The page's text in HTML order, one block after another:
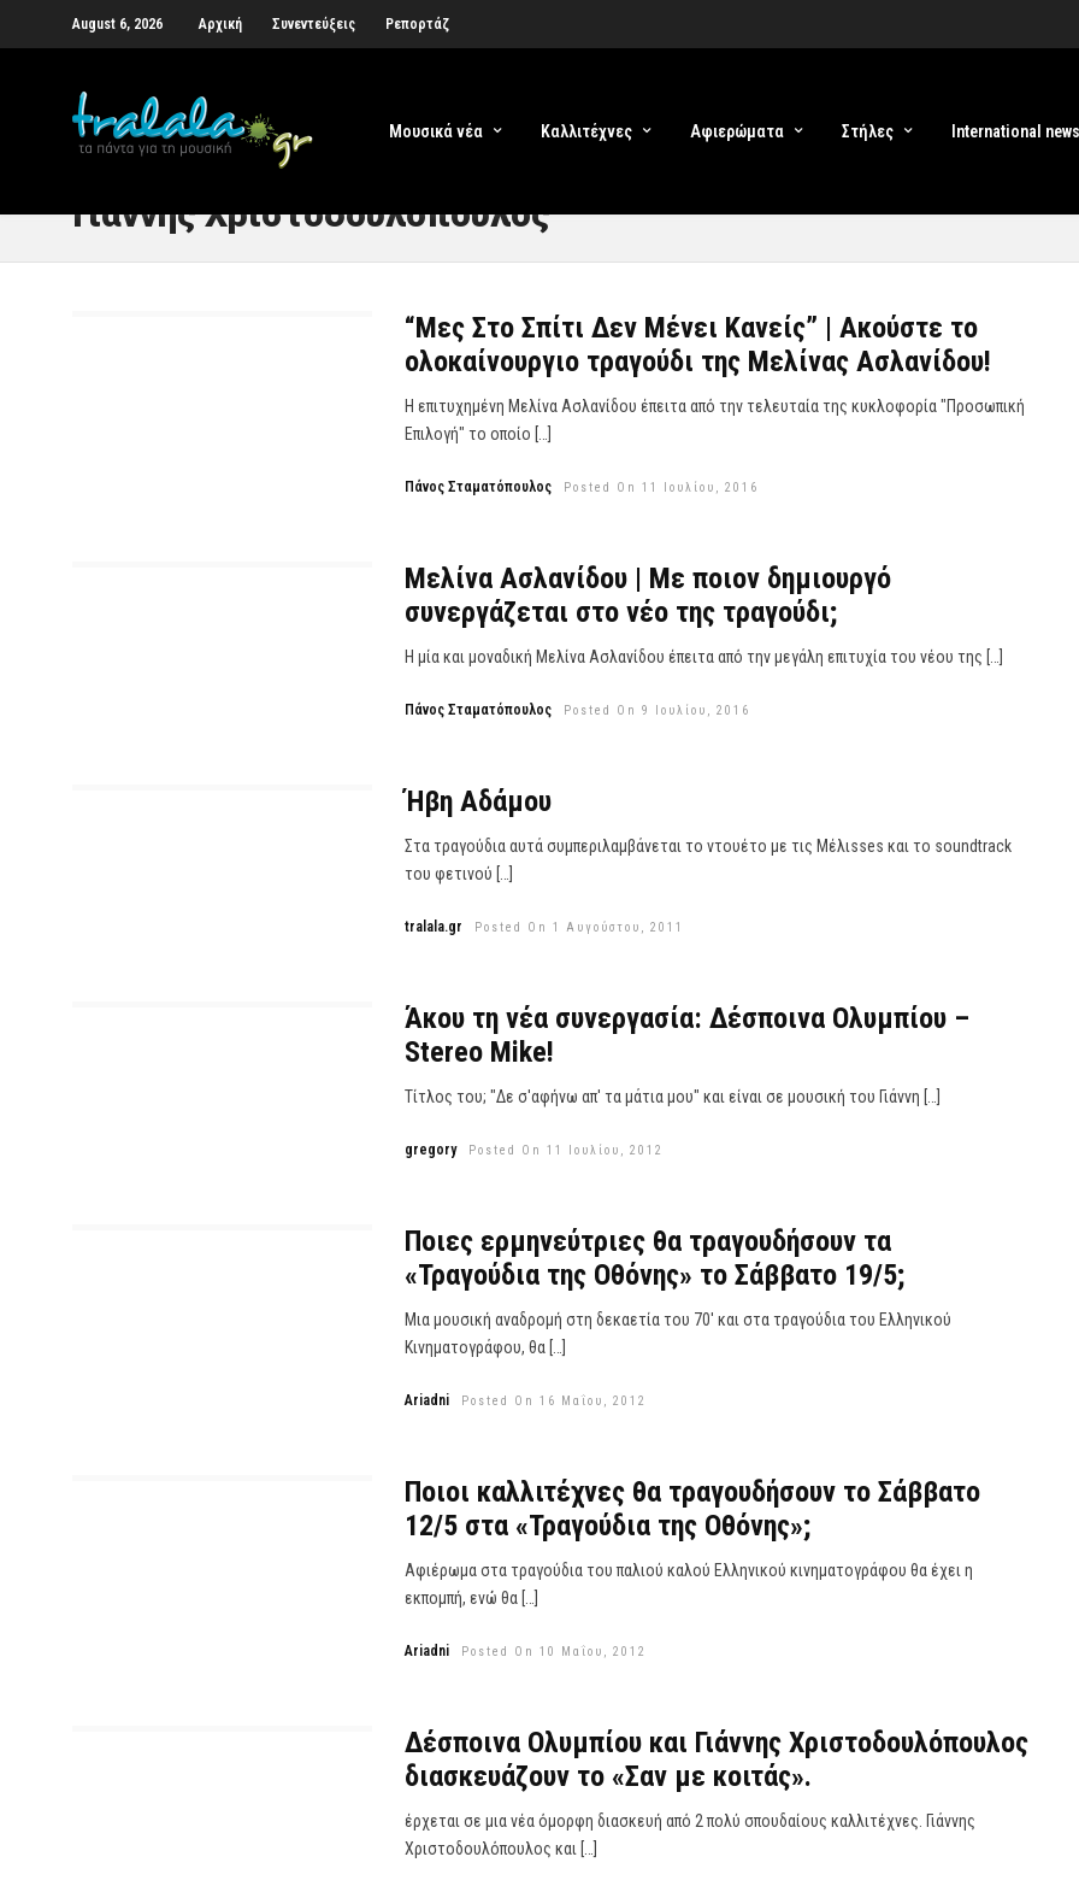
August 6, 2026 Αρχική Συνεντεύξεις Ρεπορτάζ
Μουσικά νέα Καλλιτέχνες Αφιερώματα Στήλες International news
Γιάννης Χριστοδουλόπουλος
“Μες Στο Σπίτι Δεν Μένει Κανείς” | Aκούστε το
ολοκαίνουργιο τραγούδι της Μελίνας Ασλανίδου!
Η επιτυχημένη Μελίνα Ασλανίδου έπειτα από την τελευταία της κυκλοφορία "Προσωπική
Επιλογή" το οποίο […]
Πάνος Σταματόπουλος Posted On 11 Ιουλίου, 2016
Μελίνα Ασλανίδου | Mε ποιον δημιουργό
συνεργάζεται στο νέο της τραγούδι;
Η μία και μοναδική Μελίνα Ασλανίδου έπειτα από την μεγάλη επιτυχία του νέου της […]
Πάνος Σταματόπουλος Posted On 9 Ιουλίου, 2016
Ήβη Αδάμου
Στα τραγούδια αυτά συμπεριλαμβάνεται το ντουέτο με τις Μέλιsses και το soundtrack
του φετινού […]
tralala.gr Posted On 1 Αυγούστου, 2011
Άκου τη νέα συνεργασία: Δέσποινα Ολυμπίου –
Stereo Mike!
Τίτλος του; "Δε σ'αφήνω απ' τα μάτια μου" και είναι σε μουσική του Γιάννη […]
gregory Posted On 11 Ιουλίου, 2012
Ποιες ερμηνεύτριες θα τραγουδήσουν τα
«Τραγούδια της Οθόνης» το Σάββατο 19/5;
Μια μουσική αναδρομή στη δεκαετία του 70' και στα τραγούδια του Ελληνικού
Κινηματογράφου, θα […]
Ariadni Posted On 16 Μαΐου, 2012
Ποιοι καλλιτέχνες θα τραγουδήσουν το Σάββατο
12/5 στα «Τραγούδια της Οθόνης»;
Αφιέρωμα στα τραγούδια του παλιού καλού Ελληνικού κινηματογράφου θα έχει η
εκπομπή, ενώ θα […]
Ariadni Posted On 10 Μαΐου, 2012
Δέσποινα Ολυμπίου και Γιάννης Χριστοδουλόπουλος
διασκευάζουν το «Σαν με κοιτάς».
έρχεται σε μια νέα όμορφη διασκευή από 2 πολύ σπουδαίους καλλιτέχνες. Γιάννης
Χριστοδουλόπουλος και […]